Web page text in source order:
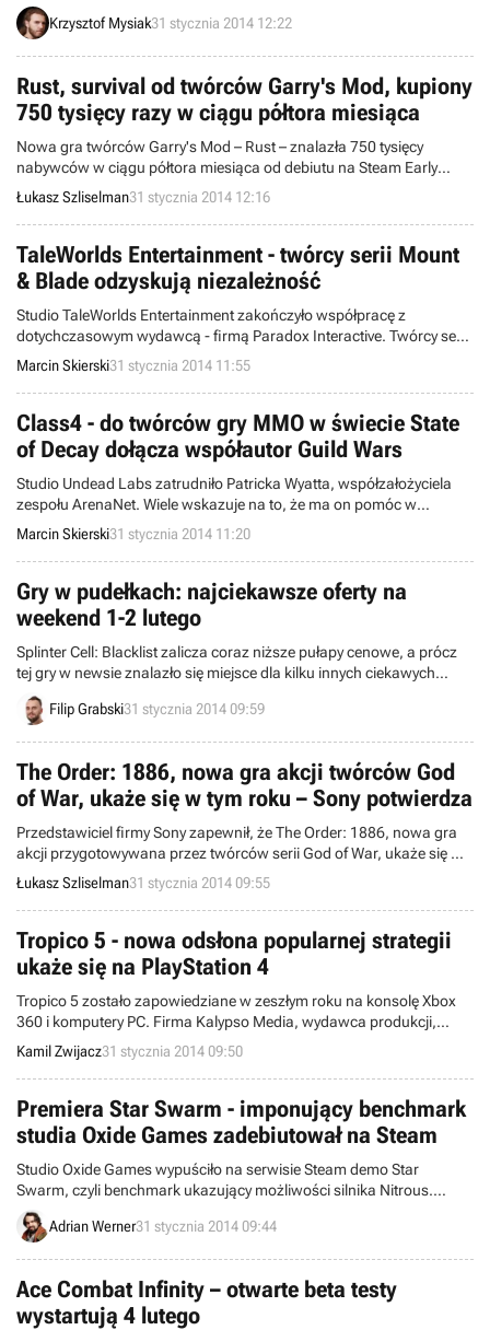
Rozbudowany pecetowy port będzie znany pod tytułem Plague Inc:
Evolved i pojawi się 20 lutego w usłudze Steam Early Access.
Krzysztof Mysiak31 stycznia 2014 12:22
Rust, survival od twórców Garry's Mod, kupiony
750 tysięcy razy w ciągu półtora miesiąca
Nowa gra twórców Garry's Mod – Rust – znalazła 750 tysięcy
nabywców w ciągu półtora miesiąca od debiutu na Steam Early
Access. Garry Newman jest zaskoczony tak dużą popularnością
swojego symulatora przetrwania i obiecuje jak najszybciej
rozwiązać za wynikłe z tego problemy – m.in. falę cheaterów.
Łukasz Szliselman31 stycznia 2014 12:16
TaleWorlds Entertainment - twórcy serii Mount
& Blade odzyskują niezależność
Studio TaleWorlds Entertainment zakończyło współpracę z
dotychczasowym wydawcą - firmą Paradox Interactive. Twórcy serii
Mount & Blade w takiej formie będą kontynuować prace nad
nadchodzącymi grami: Mount & Blade II: Bannerlord oraz Ogniem i
Mieczem 2: Ku Karaibom.
Marcin Skierski31 stycznia 2014 11:55
Class4 - do twórców gry MMO w świecie State
of Decay dołącza współautor Guild Wars
Studio Undead Labs zatrudniło Patricka Wyatta, współzałożyciela
zespołu ArenaNet. Wiele wskazuje na to, że ma on pomóc w
pracach nad Class4 - grą MMO w świecie State of Decay. Tak wynika
z wypowiedzi samego zainteresowanego.
Marcin Skierski31 stycznia 2014 11:20
Gry w pudełkach: najciekawsze oferty na
weekend 1-2 lutego
Splinter Cell: Blacklist zalicza coraz niższe pułapy cenowe, a prócz
tej gry w newsie znalazło się miejsce dla kilku innych ciekawych
propozycji. Zapraszam!
Filip Grabski31 stycznia 2014 09:59
The Order: 1886, nowa gra akcji twórców God
of War, ukaże się w tym roku – Sony potwierdza
Przedstawiciel firmy Sony zapewnił, że The Order: 1886, nowa gra
akcji przygotowywana przez twórców serii God of War, ukaże się w
2014 roku. Potwierdza to wcześniejsze doniesienia, jakoby tytuł miał
zadebiutować jesienią.
Łukasz Szliselman31 stycznia 2014 09:55
Tropico 5 - nowa odsłona popularnej strategii
ukaże się na PlayStation 4
Tropico 5 zostało zapowiedziane w zeszłym roku na konsolę Xbox
360 i komputery PC. Firma Kalypso Media, wydawca produkcji,
ujawniła jednak, że gra zmierza także w kierunku PlayStation 4.
Będzie to pierwsza odsłona serii, która pojawi się na sprzęcie firmy
Sony.
Kamil Zwijacz31 stycznia 2014 09:50
Premiera Star Swarm - imponujący benchmark
studia Oxide Games zadebiutował na Steam
Studio Oxide Games wypuściło na serwisie Steam demo Star
Swarm, czyli benchmark ukazujący możliwości silnika Nitrous.
Zoptymalizowano go pod kątem technologii Mantle firmy AMD, ale
program ruszy też na podzespołach innych korporacji.
Adrian Werner31 stycznia 2014 09:44
Ace Combat Infinity – otwarte beta testy
wystartują 4 lutego